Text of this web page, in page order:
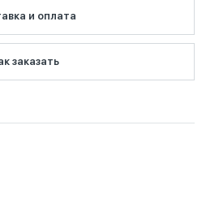
и оплата
заказать